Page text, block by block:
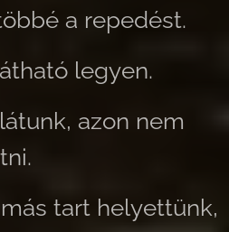
a repedést.
legyen.
azon nem
tart helyettünk,